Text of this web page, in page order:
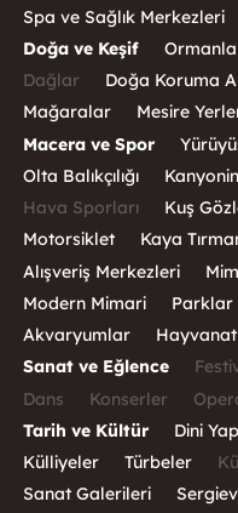
Spa ve Sağlık Merkezleri
Doğa ve Keşif
Dağlar
Doğa Koruma
Mağaralar
Mesire
Macera ve Spor
Olta Balıkçılığı
Hava Sporları
Kuş
Motorsiklet
Kaya
Alışveriş Merkezleri
Modern Mimari
Parklar
Akvaryumlar
Sanat ve Eğlence
Dans
Konserler
Tarih ve Kültür
Dini
Külliyeler
Türbeler
Sanat Galerileri